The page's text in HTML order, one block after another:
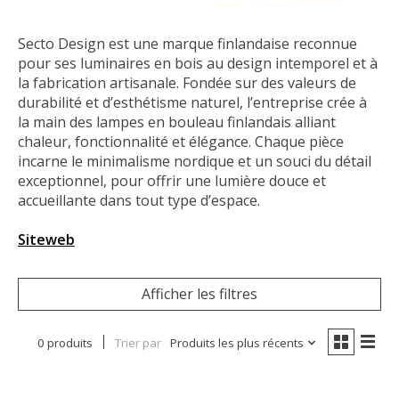
Secto Design est une marque finlandaise reconnue
pour ses luminaires en bois au design intemporel et à
la fabrication artisanale. Fondée sur des valeurs de
durabilité et d’esthétisme naturel, l’entreprise crée à
la main des lampes en bouleau finlandais alliant
chaleur, fonctionnalité et élégance. Chaque pièce
incarne le minimalisme nordique et un souci du détail
exceptionnel, pour offrir une lumière douce et
accueillante dans tout type d’espace.
Siteweb
Afficher les filtres
0 produits Trier par Produits les plus récents